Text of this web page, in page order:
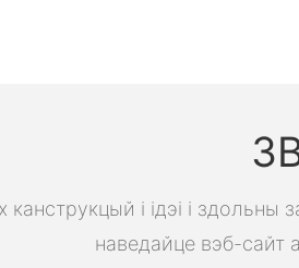
канструкцый і ідэі і
наведайце вэб-сайт